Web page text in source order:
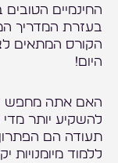
החינמיים
בעזרת המדריך
הקורס המתאים
היום!
האם אתה מחפש
להשקיע יותר
תעודה הם
ללמוד